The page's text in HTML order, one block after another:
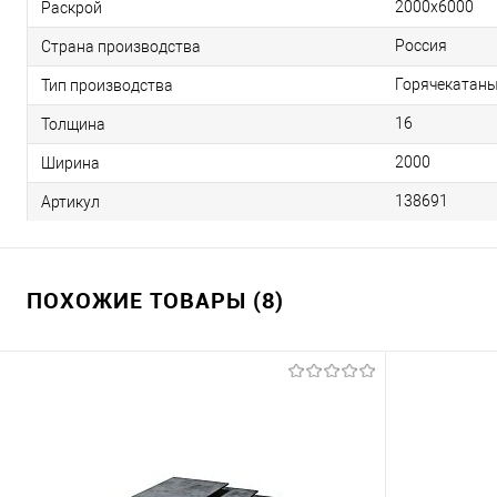
Раскрой 2000х6000
Страна производства Россия
Тип производства
Толщина 16
Ширина 2000
Артикул 138691
ПОХОЖИЕ ТОВАРЫ (8)